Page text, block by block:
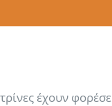
έχουν